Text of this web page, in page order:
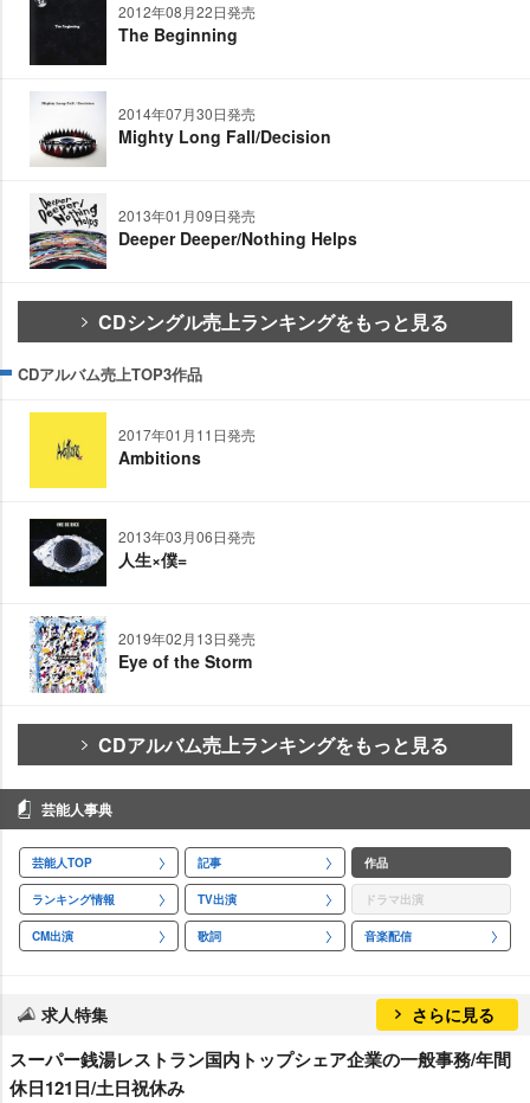
2012年08月22日発売
The Beginning
2014年07月30日発売
Mighty Long Fall/Decision
2013年01月09日発売
Deeper Deeper/Nothing Helps
CDシングル売上ランキングをもっと見る
CDアルバム売上TOP3作品
2017年01月11日発売
Ambitions
2013年03月06日発売
人生×僕=
2019年02月13日発売
Eye of the Storm
CDアルバム売上ランキングをもっと見る
芸能人事典
芸能人TOP 記事 作品
ランキング情報 TV出演 ドラマ出演
CM出演 歌詞 音楽配信
求人特集 さらに見る
スーパー銭湯レストラン国内トップシェア企業の一般事務/年間
休日121日/土日祝休み